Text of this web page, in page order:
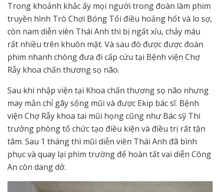
Trong khoảnh khắc ấy mọi người trong đoàn làm phim
truyền hình Trò Chơi Bóng Tối điều hoảng hốt và lo sợ,
còn nam diễn viên Thái Anh thì bị ngất xỉu, chảy máu
rất nhiều trên khuôn mặt. Và sau đó được được đoàn
phim nhanh chóng đưa đi cấp cứu tại Bệnh viện Chợ
Rẫy khoa chấn thương sọ não.
Sau khi nhập viện tại Khoa chấn thương sọ não nhưng
may mắn chỉ gãy sống mũi và được Ekip bác sĩ. Bệnh
viện Chợ Rẫy khoa tai mũi họng cũng như Bác sỹ Thi
trưởng phòng tổ chức tạo điều kiện và điều trị rất tận
tâm. Sau 1 tháng thì mũi diễn viên Thái Anh đã bình
phục và quay lại phim trường để hoàn tất vai diễn Công
An còn dang dở.